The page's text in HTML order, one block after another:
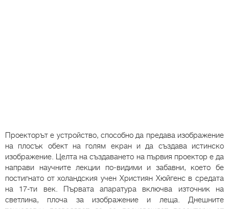
Проекторът е устройство, способно да предава изображение
на плосък обект на голям екран и да създава истинско
изображение. Целта на създаването на първия проектор е да
направи научните лекции по-видими и забавни, което бе
постигнато от холандския учен Християн Хюйгенс в средата
на 17-ти век. Първата апаратура включва източник на
светлина, плоча за изображение и леща. Днешните